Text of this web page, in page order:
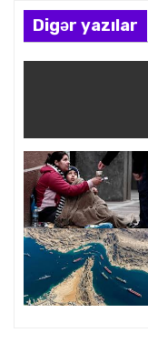
ı
n
v
i
q
a
s
Digər yazılar